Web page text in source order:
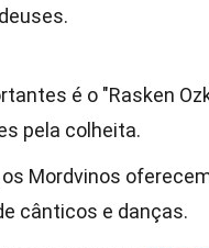
é o "Rasken
pela colheita.
os Mordvinos
cânticos e danças.